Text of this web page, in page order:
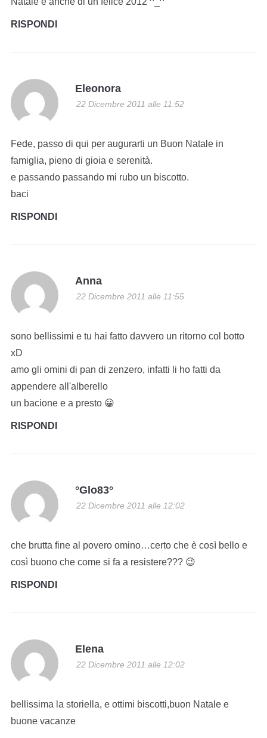
RISPONDI
Eleonora
22 Dicembre 2011 alle 11:52
Fede, passo di qui per augurarti un Buon Natale in
famiglia, pieno di gioia e serenità.
e passando passando mi rubo un biscotto.
baci
RISPONDI
Anna
22 Dicembre 2011 alle 11:55
sono bellissimi e tu hai fatto davvero un ritorno col botto
xD
amo gli omini di pan di zenzero, infatti li ho fatti da
appendere all'alberello
un bacione e a presto 😀
RISPONDI
°Glo83°
22 Dicembre 2011 alle 12:02
che brutta fine al povero omino…certo che è così bello e
così buono che come si fa a resistere??? 😉
RISPONDI
Elena
22 Dicembre 2011 alle 12:02
bellissima la storiella, e ottimi biscotti,buon Natale e
buone vacanze